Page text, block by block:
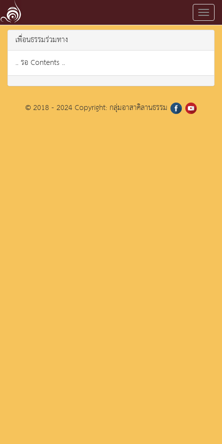
เพื่อนธรรมร่วมทาง
.. รอ Contents ..
© 2018 - 2024 Copyright: กลุ่มอาสาคิลานธรรม